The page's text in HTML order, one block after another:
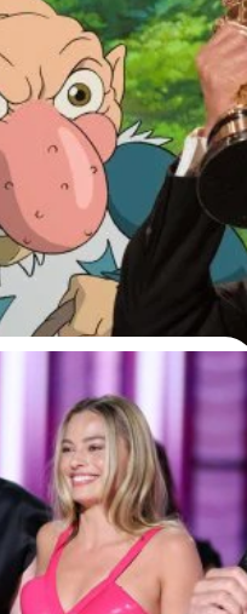
บียโป๊ะแตก หลอกสื่อ
ใน ‘The Boy
ตก หลอกสื่อว่าเป็นแอนิเม
ใน 'The Boy And
กแซว ‘Barbie’ เป็น
ญ่’ ของ Jo Koy บน
สดงความคิดเห็นเกี่ยวกับ
บนเวทีลูกโลกทองคำ
บนเวทีลูกโลกทองคำครั้งที่